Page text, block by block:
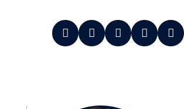
    